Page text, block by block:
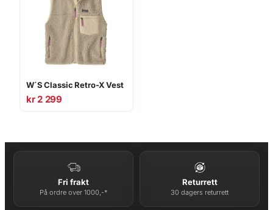
W´S Classic Retro-X Vest
kr2 299
Fri frakt
På ordre over 1000,-*
Returrett
30 dagers returrett